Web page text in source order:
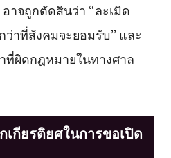
าจถูกตัดสินว่า “ละเมิด
ว่าที่สังคมจะยอมรับ” และ
ที่ผิดกฎหมายในทางศาล
เกียรติยศในการขอเปิด